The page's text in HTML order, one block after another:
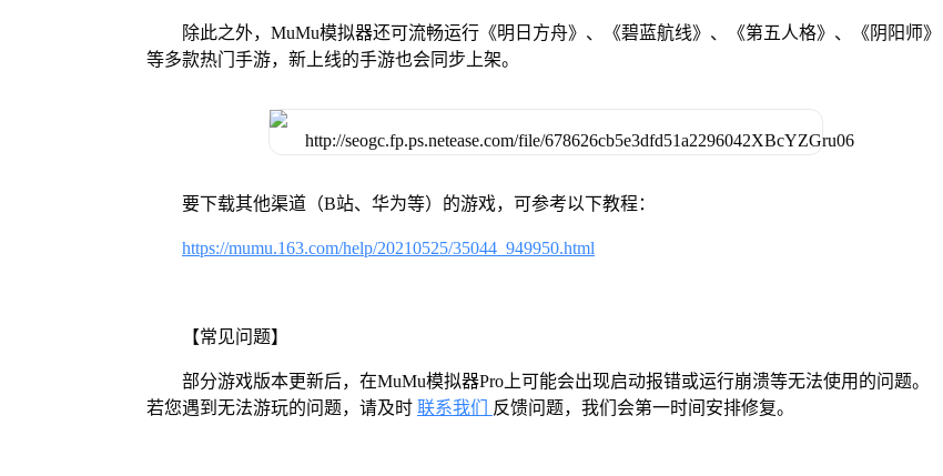
除此之外，MuMu模拟器还可流畅运行《明日方舟》、《碧蓝航线》、《第五人格》、《阴阳师》
等多款热门手游，新上线的手游也会同步上架。
要下载其他渠道（B站、华为等）的游戏，可参考以下教程：
https://mumu.163.com/help/20210525/35044_949950.html
【常见问题】
部分游戏版本更新后，在MuMu模拟器Pro上可能会出现启动报错或运行崩溃等无法使用的问题。
若您遇到无法游玩的问题，请及时 联系我们 反馈问题，我们会第一时间安排修复。